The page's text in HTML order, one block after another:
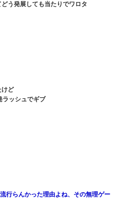
う発展しても当たりでワロタ
けど
ラッシュでギブ
行らんかった理由よね、その無理ゲー